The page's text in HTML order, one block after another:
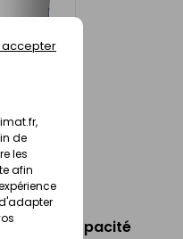
de
les
afin
accepter
98% d'opacité